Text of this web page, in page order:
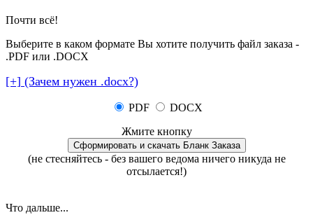
Почти всё!
Выберите в каком формате Вы хотите получить файл заказа -
.PDF или .DOCX
[+] (Зачем нужен .docx?)
PDF
DOCX
Жмите кнопку
(не стесняйтесь - без вашего ведома ничего никуда не
отсылается!)
Что дальше...